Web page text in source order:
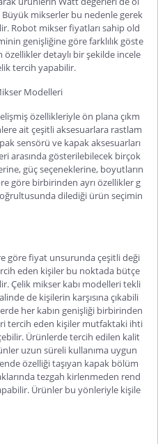
Büyük mikserler bu nedenle gerek
Robot mikser fiyatlarısahip old
genişliğine göre farklılık göste
detaylı bir şekilde incele
tercih yapabilir.
Modelleri
özellikleriyle ön plana çıkm
ait çeşitli aksesuarlara rastlam
sensörü ve kapak aksesuarları
arasında gösterilebilecek birçok
güç seçeneklerine, boyutların
göre birbirinden ayrı özellikler g
dilediği ürün seçimin
göre fiyat unsurunda çeşitli deği
eden kişiler bu noktada bütçe
Çelik mikser kabı modelleri tekli
de kişilerin karşısına çıkabili
her kabın genişliği birbirinden
tercih eden kişiler mutfaktaki ihti
Ürünlerde tercih edilen kalit
uzun süreli kullanıma uygun
özelliği taşıyan kapak bölüm
tezgah kirlenmeden rend
Ürünler bu yönleriyle kişile